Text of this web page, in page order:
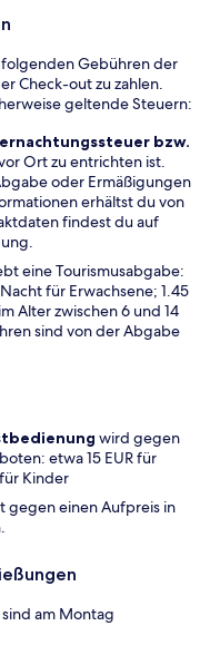
Gebühren der
Check-out zu zahlen.
geltende Steuern:
bzw.
Ort zu entrichten ist.
oder Ermäßigungen
erhältst du von
findest du auf
eine Tourismusabgabe:
für Erwachsene; 1.45
Alter zwischen 6 und 14
sind von der Abgabe
wird gegen
etwa 15 EUR für
Kinder
gegen einen Aufpreis in
am Montag